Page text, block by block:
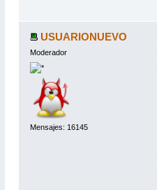
USUARIONUEVO
Moderador
Mensajes: 16145